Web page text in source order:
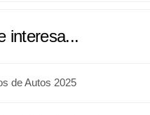
interesa...
de Autos 2025